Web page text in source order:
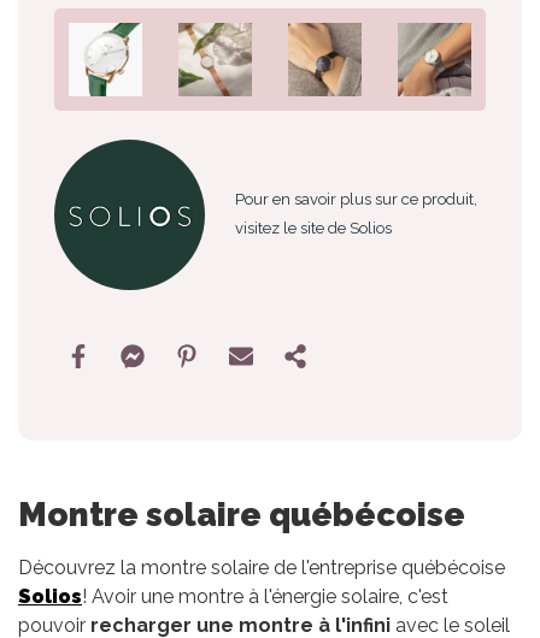
Pour en savoir plus sur ce produit,
visitez le site de Solios
Montre solaire québécoise
Découvrez la montre solaire de l'entreprise québécoise
Solios! Avoir une montre à l'énergie solaire, c'est
pouvoir recharger une montre à l'infini avec le soleil